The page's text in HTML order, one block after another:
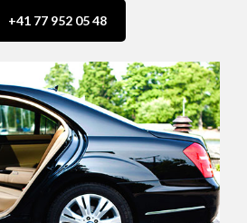
+41 77 952 05 48